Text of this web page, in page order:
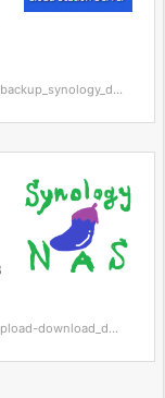
download_d...